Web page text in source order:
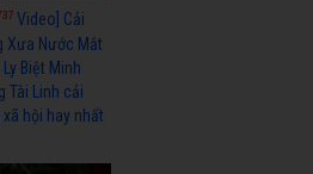
Video] Cải
Xưa Nước Mắt
Biệt Minh
Tài Linh cải
xã hội hay nhất